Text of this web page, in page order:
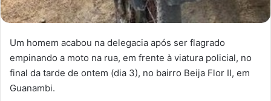
Um homem acabou na delegacia após ser flagrado
empinando a moto na rua, em frente à viatura policial, no
final da tarde de ontem (dia 3), no bairro Beija Flor II, em
Guanambi.